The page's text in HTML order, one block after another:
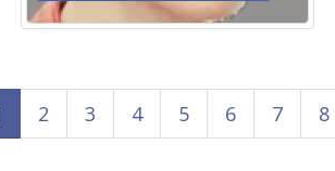
2 3 4 5 6 7 8